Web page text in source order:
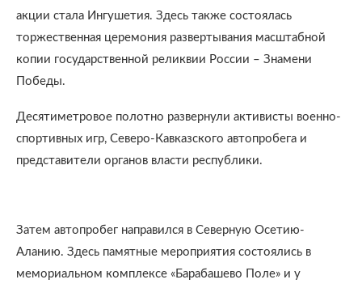
акции стала Ингушетия. Здесь также состоялась
торжественная церемония развертывания масштабной
копии государственной реликвии России – Знамени
Победы.
Десятиметровое полотно развернули активисты военно-
спортивных игр, Северо-Кавказского автопробега и
представители органов власти республики.
Затем автопробег направился в Северную Осетию-
Аланию. Здесь памятные мероприятия состоялись в
мемориальном комплексе «Барабашево Поле» и у